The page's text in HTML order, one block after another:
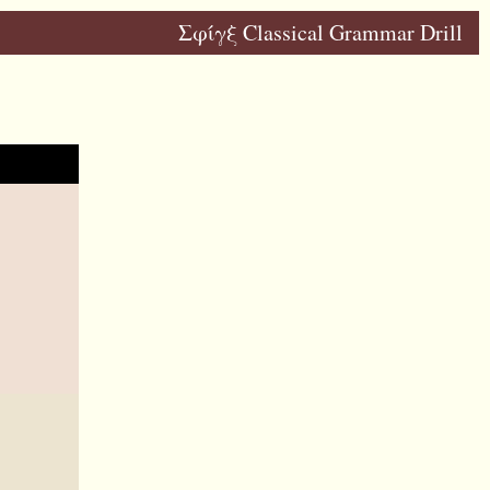
Σφίγξ Classical Grammar Drill